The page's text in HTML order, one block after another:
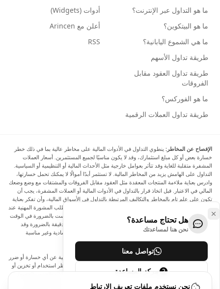
ما هو التداول عبر الإنترنت؟
ما هو البيتكوين؟
ما هي الشموع اليابانية؟
طريقة تداول الأسهم
طريقة تداول العقود مقابل
الفروقات
ما هو الفوركس؟
طريقة تداول العملات الرقمية
أدوات (Widgets)
أعلن مع Arincen
RSS
الإفصاح عن المخاطر: ينطوي التداول في الأدوات المالية على مخاطر عالية بما في ذلك خطر
خسارة بعض أو كل مبلغ استثمارك، وقد لا يكون مناسبًا لجميع المستثمرين. أسعار العملات
المشفرة متقلبة للغاية وقد تتأثر بعوامل خارجية مثل الأحداث المالية أو التنظيمية أو السياسية.
التداول على الهامش يزيد من المخاطر المالية. لا تستثمر أبدًا أموالًا لا يمكنك تحمل خسارتها،
وادرس بعناية ملاءمة المنتجات المعقدة مثل العقود مقابل الفروقات والمشتقات مع وضع وضعك
المالي في الاعتبار. قبل اتخاذ قرار بالتداول في الأدوات المالية أو العملات المشفرة، يجب أن
تكون على علم تام بالمخاطر والتكاليف المرتبطة بالتداول في الأسواق المالية، وأن تفكر بعناية
في أهدافك الاستثمارية ومستوى خبرتك ورغبتك في المخاطرة، وأن تطلب المشورة المهنية عند
الحاجة. تود Arincen أن تذكرك بأن البيانات الواردة في هذا الموقع ليست بالضرورة في الوقت
الفعلي وليست دقيقة. البيانات والأسعار الموجودة على الموقع ليست دقيقة بالضرورة وقد
تختلف عن السعر الفعلي في أي سوق معينة، مما يعني أن الأسعار إرشادية وغير مناسبة
لأغراض التداول.
لن يتحمل Arincen وأي مزود للبيانات الواردة في هذا الموقع المسؤولية عن أي خسارة أو ضرر
نتيجة لتداولك، أو اعتمادك على المعلومات الواردة في هذا الموقع. يحظر استخدام أو تخزين أو
إعادة إنتاج أو عرض أو تعديل أو نقل أو توزيع البيانات الموجودة في هذا الموقع دون الحصول
على إذن كتابي صريح مسبق من Arincen و/أو مزود البيانات. جميع حقوق الملكية الفكرية
هل تحتاج مساعدة؟
نحن هنا لمساعدتك
تواصل معنا
مركز المساعدة
نحن نستخدم ملفات تعريف الارتباط